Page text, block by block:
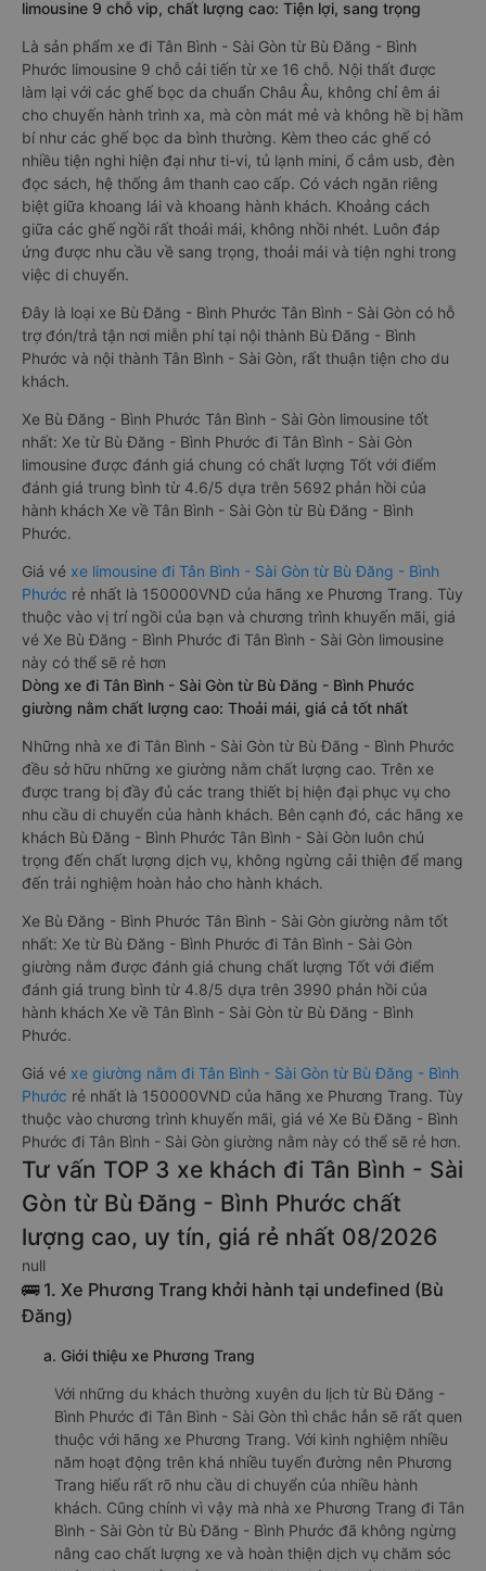
limousine 9 chỗ vip, chất lượng cao: Tiện lợi, sang trọng
Là sản phẩm xe đi Tân Bình - Sài Gòn từ Bù Đăng - Bình
Phước limousine 9 chỗ cải tiến từ xe 16 chỗ. Nội thất được
làm lại với các ghế bọc da chuẩn Châu Âu, không chỉ êm ái
cho chuyến hành trình xa, mà còn mát mẻ và không hề bị hầm
bí như các ghế bọc da bình thường. Kèm theo các ghế có
nhiều tiện nghi hiện đại như ti-vi, tủ lạnh mini, ổ cắm usb, đèn
đọc sách, hệ thống âm thanh cao cấp. Có vách ngăn riêng
biệt giữa khoang lái và khoang hành khách. Khoảng cách
giữa các ghế ngồi rất thoải mái, không nhồi nhét. Luôn đáp
ứng được nhu cầu về sang trọng, thoải mái và tiện nghi trong
việc di chuyển.
Đây là loại xe Bù Đăng - Bình Phước Tân Bình - Sài Gòn có hỗ
trợ đón/trả tận nơi miễn phí tại nội thành Bù Đăng - Bình
Phước và nội thành Tân Bình - Sài Gòn, rất thuận tiện cho du
khách.
Xe Bù Đăng - Bình Phước Tân Bình - Sài Gòn limousine tốt
nhất: Xe từ Bù Đăng - Bình Phước đi Tân Bình - Sài Gòn
limousine được đánh giá chung có chất lượng Tốt với điểm
đánh giá trung bình từ 4.6/5 dựa trên 5692 phản hồi của
hành khách Xe về Tân Bình - Sài Gòn từ Bù Đăng - Bình
Phước.
Giá vé xe limousine đi Tân Bình - Sài Gòn từ Bù Đăng - Bình
Phước rẻ nhất là 150000VND của hãng xe Phương Trang. Tùy
thuộc vào vị trí ngồi của bạn và chương trình khuyến mãi, giá
vé Xe Bù Đăng - Bình Phước đi Tân Bình - Sài Gòn limousine
này có thể sẽ rẻ hơn
Dòng xe đi Tân Bình - Sài Gòn từ Bù Đăng - Bình Phước
giường nằm chất lượng cao: Thoải mái, giá cả tốt nhất
Những nhà xe đi Tân Bình - Sài Gòn từ Bù Đăng - Bình Phước
đều sở hữu những xe giường nằm chất lượng cao. Trên xe
được trang bị đầy đủ các trang thiết bị hiện đại phục vụ cho
nhu cầu di chuyển của hành khách. Bên cạnh đó, các hãng xe
khách Bù Đăng - Bình Phước Tân Bình - Sài Gòn luôn chú
trọng đến chất lượng dịch vụ, không ngừng cải thiện để mang
đến trải nghiệm hoàn hảo cho hành khách.
Xe Bù Đăng - Bình Phước Tân Bình - Sài Gòn giường nằm tốt
nhất: Xe từ Bù Đăng - Bình Phước đi Tân Bình - Sài Gòn
giường nằm được đánh giá chung chất lượng Tốt với điểm
đánh giá trung bình từ 4.8/5 dựa trên 3990 phản hồi của
hành khách Xe về Tân Bình - Sài Gòn từ Bù Đăng - Bình
Phước.
Giá vé xe giường nằm đi Tân Bình - Sài Gòn từ Bù Đăng - Bình
Phước rẻ nhất là 150000VND của hãng xe Phương Trang. Tùy
thuộc vào chương trình khuyến mãi, giá vé Xe Bù Đăng - Bình
Phước đi Tân Bình - Sài Gòn giường nằm này có thể sẽ rẻ hơn.
Tư vấn TOP 3 xe khách đi Tân Bình - Sài
Gòn từ Bù Đăng - Bình Phước chất
lượng cao, uy tín, giá rẻ nhất 08/2026
null
🚌 1. Xe Phương Trang khởi hành tại undefined (Bù
Đăng)
a. Giới thiệu xe Phương Trang
Với những du khách thường xuyên du lịch từ Bù Đăng -
Bình Phước đi Tân Bình - Sài Gòn thì chắc hẳn sẽ rất quen
thuộc với hãng xe Phương Trang. Với kinh nghiệm nhiều
năm hoạt động trên khá nhiều tuyến đường nên Phương
Trang hiểu rất rõ nhu cầu di chuyển của nhiều hành
khách. Cũng chính vì vậy mà nhà xe Phương Trang đi Tân
Bình - Sài Gòn từ Bù Đăng - Bình Phước đã không ngừng
nâng cao chất lượng xe và hoàn thiện dịch vụ chăm sóc